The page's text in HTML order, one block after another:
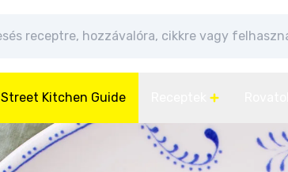
Street Kitchen Guide